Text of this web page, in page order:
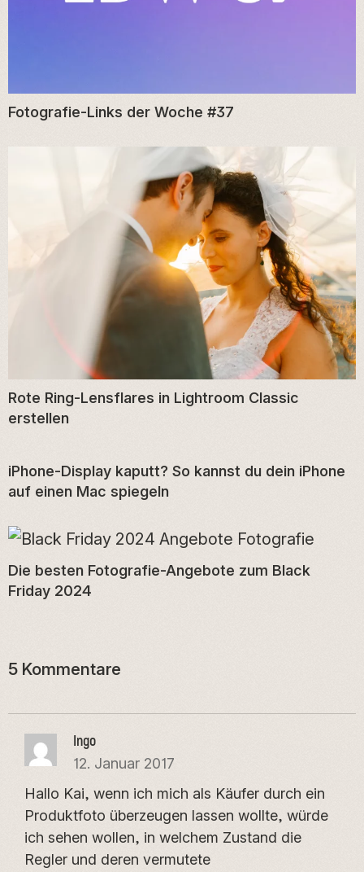
Fotografie-Links der Woche #37
Rote Ring-Lensflares in Lightroom Classic
erstellen
iPhone-Display kaputt? So kannst du dein iPhone
auf einen Mac spiegeln
Die besten Fotografie-Angebote zum Black
Friday 2024
5 Kommentare
Ingo
12. Januar 2017
Hallo Kai, wenn ich mich als Käufer durch ein
Produktfoto überzeugen lassen wollte, würde
ich sehen wollen, in welchem Zustand die
Regler und deren vermutete